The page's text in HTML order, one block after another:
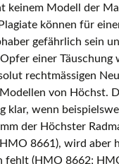
keinem Modell der
können für
gefährlich sein
einer Täuschung
rechtmässigen
von Höchst.
klar, wenn
der Höchster
8661), wird aber
fehlt (HMO 8662;